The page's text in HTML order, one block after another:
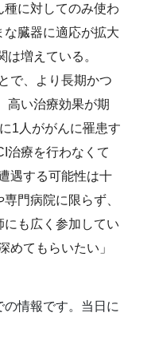
に対してのみ使わ
臓器に適応が拡大
は増えている。
で、より長期かつ
高い治療効果が期
1人ががんに罹患す
治療を行わなくて
遇する可能性は十
門病院に限らず、
も広く参加してい
めてもらいたい」
情報です。当日に